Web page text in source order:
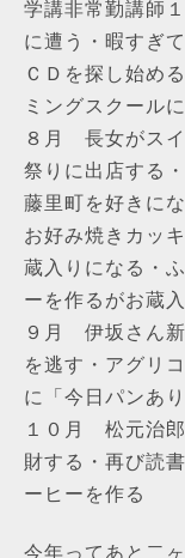
学講非常勤講師
に遭う・暇すぎ
ＣＤを探し始め
ミングスクール
８月 長女がスイ
祭りに出店する
藤里町を好きに
お好み焼きカッ
蔵入りになる・
ーを作るがお蔵
９月 伊坂さん
を逃す・アグリ
に「今日パンあ
１０月 松元治
財する・再び読
ーヒーを作る
今年ってあと二